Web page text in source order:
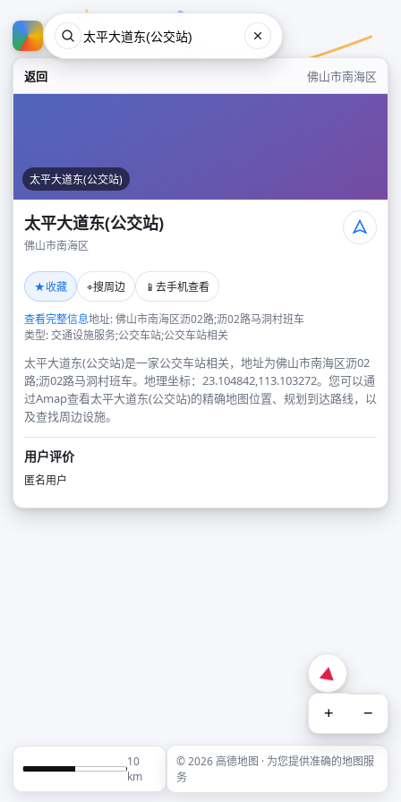
返回 佛山市南海区
太平大道东(公交站)
太平大道东(公交站)
佛山市南海区
★收藏 ⌖搜周边 📱 去手机查看
查看完整信息地址: 佛山市南海区沥02路;沥02路马洞村班车
类型: 交通设施服务;公交车站;公交车站相关
太平大道东(公交站)是一家公交车站相关，地址为佛山市南海区沥02
路;沥02路马洞村班车。地理坐标：23.104842,113.103272。您可以通
过Amap查看太平大道东(公交站)的精确地图位置、规划到达路线，以
及查找周边设施。
用户评价
匿名用户
+ −
10
km
© 2026 高德地图 · 为您提供准确的地图服
务